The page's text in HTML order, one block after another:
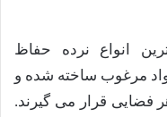
انواع نرده حفاظ
مرغوب ساخته شده و
فضایی قرار می گیرند.